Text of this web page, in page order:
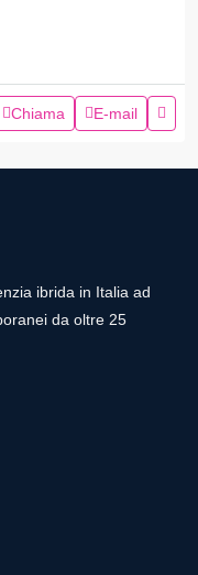
Chiama E-mail
ibrida in Italia ad
da oltre 25